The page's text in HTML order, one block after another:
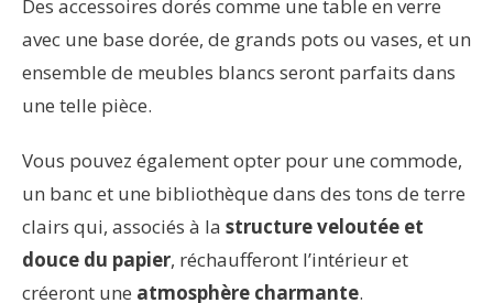
Des accessoires dorés comme une table en verre
avec une base dorée, de grands pots ou vases, et un
ensemble de meubles blancs seront parfaits dans
une telle pièce.
Vous pouvez également opter pour une commode,
un banc et une bibliothèque dans des tons de terre
clairs qui, associés à la structure veloutée et
douce du papier, réchaufferont l’intérieur et
créeront une atmosphère charmante.